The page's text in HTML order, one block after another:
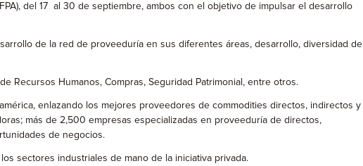
del 17 al 30 de septiembre, ambos con el objetivo de impulsar el desarrollo
de la red de proveeduría en sus diferentes áreas, desarrollo, diversidad de
Recursos Humanos, Compras, Seguridad Patrimonial, entre otros.
enlazando los mejores proveedores de commodities directos, indirectos y
más de 2,500 empresas especializadas en proveeduría de directos,
de negocios.
sectores industriales de mano de la iniciativa privada.